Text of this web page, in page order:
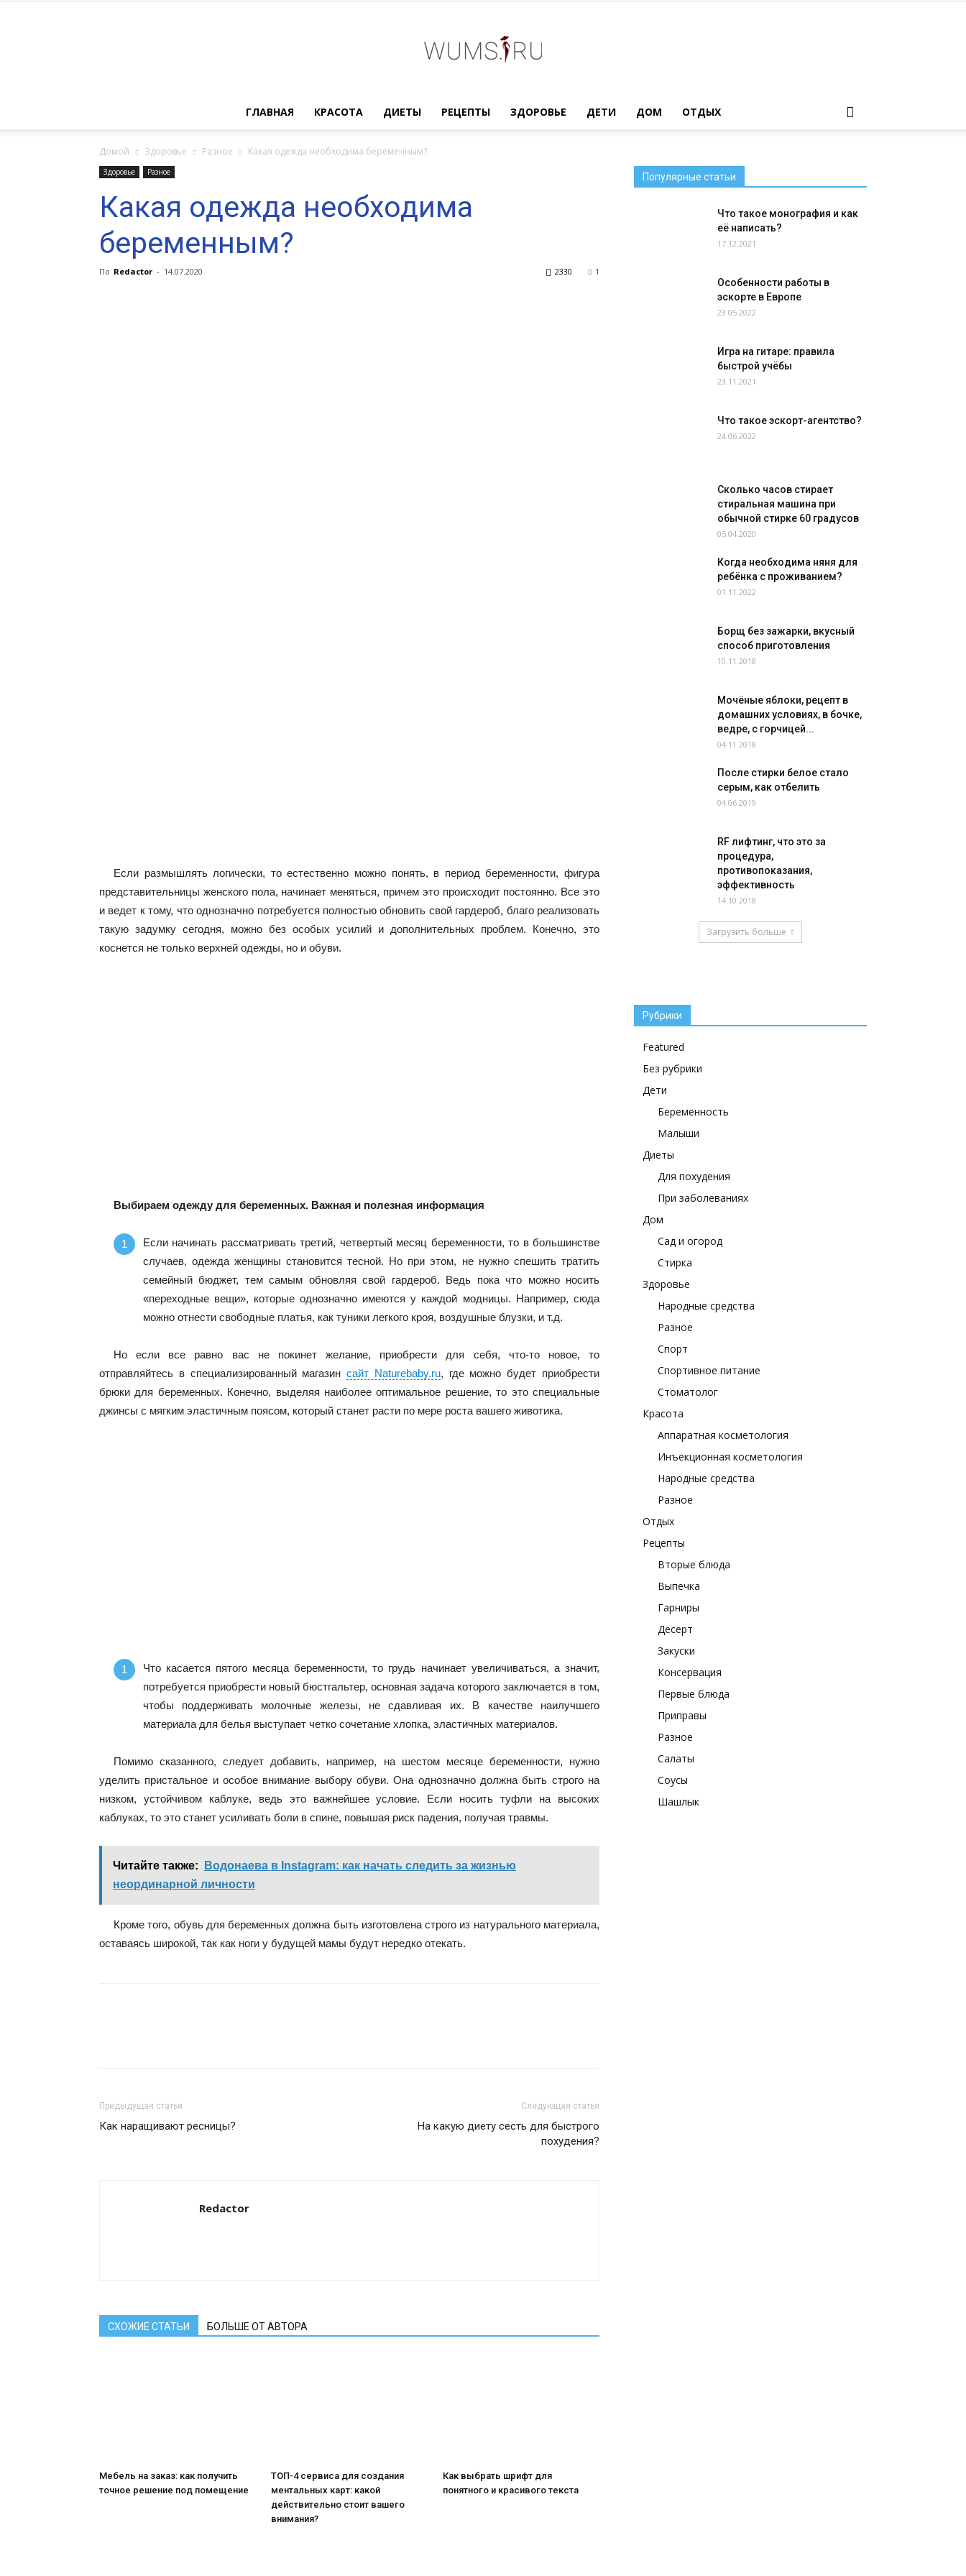
Женский
ГЛАВНАЯ КРАСОТА ДИЕТЫ РЕЦЕПТЫ ЗДОРОВЬЕ ДЕТИ ДОМ ОТДЫХ
Домой Здоровье Разное Какая одежда необходима беременным?
Здоровье Разное
Какая одежда необходима
беременным?
По Redactor - 14.07.2020 1
2330
Если размышлять логически, то естественно можно понять, в период беременности, фигура
представительницы женского пола, начинает меняться, причем это происходит постоянно. Все это
и ведет к тому, что однозначно потребуется полностью обновить свой гардероб, благо реализовать
такую задумку сегодня, можно без особых усилий и дополнительных проблем. Конечно, это
коснется не только верхней одежды, но и обуви.
Выбираем одежду для беременных. Важная и полезная информация
Если начинать рассматривать третий, четвертый месяц беременности, то в большинстве
случаев, одежда женщины становится тесной. Но при этом, не нужно спешить тратить
семейный бюджет, тем самым обновляя свой гардероб. Ведь пока что можно носить
«переходные вещи», которые однозначно имеются у каждой модницы. Например, сюда
можно отнести свободные платья, как туники легкого кроя, воздушные блузки, и т.д.
Но если все равно вас не покинет желание, приобрести для себя, что-то новое, то
отправляйтесь в специализированный магазинсайт Naturebaby.ru, где можно будет приобрести
брюки для беременных. Конечно, выделяя наиболее оптимальное решение, то это специальные
джинсы с мягким эластичным поясом, который станет расти по мере роста вашего животика.
Что касается пятого месяца беременности, то грудь начинает увеличиваться, а значит,
потребуется приобрести новый бюстгальтер, основная задача которого заключается в том,
чтобы поддерживать молочные железы, не сдавливая их. В качестве наилучшего
материала для белья выступает четко сочетание хлопка, эластичных материалов.
Помимо сказанного, следует добавить, например, на шестом месяце беременности, нужно
уделить пристальное и особое внимание выбору обуви. Она однозначно должна быть строго на
низком, устойчивом каблуке, ведь это важнейшее условие. Если носить туфли на высоких
каблуках, то это станет усиливать боли в спине, повышая риск падения, получая травмы.
Читайте также:
Водонаева в Instagram: как начать следить за жизнью
неординарной личности
Кроме того, обувь для беременных должна быть изготовлена строго из натурального материала,
оставаясь широкой, так как ноги у будущей мамы будут нередко отекать.
Предыдущая статья
Как наращивают ресницы?
Следующая статья
На какую диету сесть для быстрого
похудения?
Redactor
СХОЖИЕ СТАТЬИ БОЛЬШЕ ОТ АВТОРА
Мебель на заказ: как получить
точное решение под помещение
ТОП-4 сервиса для создания
ментальных карт: какой
действительно стоит вашего
внимания?
Как выбрать шрифт для
понятного и красивого текста
Популярные статьи
Что такое монография и как
её написать?
17.12.2021
Особенности работы в
эскорте в Европе
23.05.2022
Игра на гитаре: правила
быстрой учёбы
23.11.2021
Что такое эскорт-агентство?
24.06.2022
Сколько часов стирает
стиральная машина при
обычной стирке 60 градусов
05.04.2020
Когда необходима няня для
ребёнка с проживанием?
01.11.2022
Борщ без зажарки, вкусный
способ приготовления
10.11.2018
Мочёные яблоки, рецепт в
домашних условиях, в бочке,
ведре, с горчицей...
04.11.2018
После стирки белое стало
серым, как отбелить
04.06.2019
RF лифтинг, что это за
процедура,
противопоказания,
эффективность
14.10.2018
Загрузить больше
Рубрики
Featured
Без рубрики
Дети
Беременность
Малыши
Диеты
Для похудения
При заболеваниях
Дом
Сад и огород
Стирка
Здоровье
Народные средства
Разное
Спорт
Спортивное питание
Стоматолог
Красота
Аппаратная косметология
Инъекционная косметология
Народные средства
Разное
Отдых
Рецепты
Вторые блюда
Выпечка
Гарниры
Десерт
Закуски
Консервация
Первые блюда
Приправы
Разное
Салаты
Соусы
Шашлык